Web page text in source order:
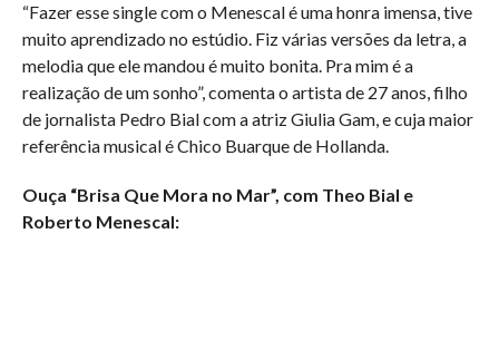
“Fazer esse single com o Menescal é uma honra imensa, tive
muito aprendizado no estúdio. Fiz várias versões da letra, a
melodia que ele mandou é muito bonita. Pra mim é a
realização de um sonho”, comenta o artista de 27 anos, filho
de jornalista Pedro Bial com a atriz Giulia Gam, e cuja maior
referência musical é Chico Buarque de Hollanda.
Ouça “Brisa Que Mora no Mar”, com Theo Bial e
Roberto Menescal: